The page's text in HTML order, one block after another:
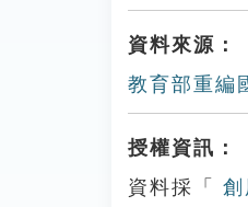
資料來源：
教育部重編
授權資訊：
資料採「